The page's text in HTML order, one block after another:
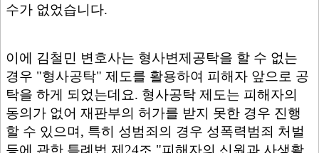
수가 없었습니다.
이에 김철민 변호사는 형사변제공탁을 할 수 없는
경우 "형사공탁" 제도를 활용하여 피해자 앞으로 공
탁을 하게 되었는데요. 형사공탁 제도는 피해자의
동의가 없어 재판부의 허가를 받지 못한 경우 진행
할 수 있으며, 특히 성범죄의 경우 성폭력범죄 처벌
등에 관한 특례법 제24조 "피해자의 신원과 사생활